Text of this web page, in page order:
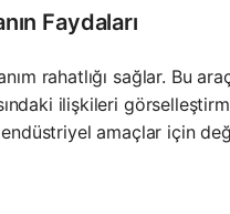
Faydaları
rahatlığı sağlar. Bu
ilişkileri
amaçlar için